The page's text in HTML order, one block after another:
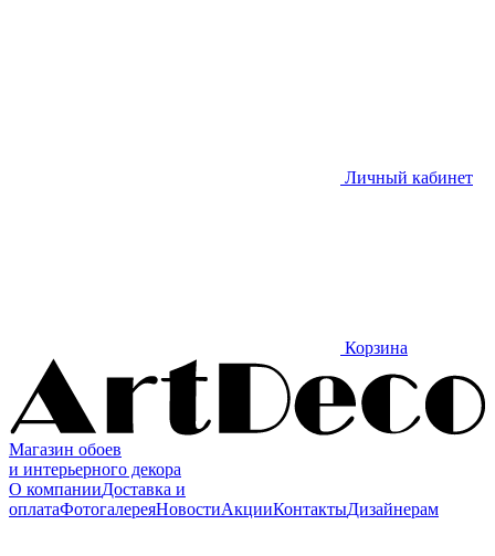
Личный кабинет
Корзина
Магазин обоев
и интерьерного декора
О компанииДоставка и
оплатаФотогалереяНовостиАкцииКонтактыДизайнерам